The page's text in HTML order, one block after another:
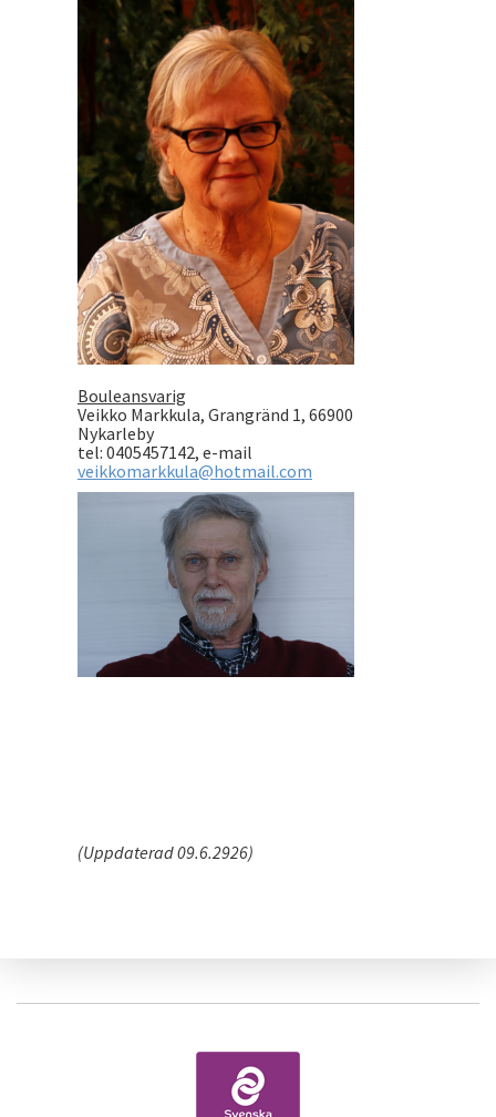
Bouleansvarig
Veikko Markkula, Grangränd 1, 66900
Nykarleby
tel: 0405457142, e-mail
veikkomarkkula@hotmail.com
(Uppdaterad 09.6.2926)